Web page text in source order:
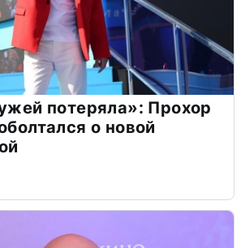
потеряла»: Прохор
о новой